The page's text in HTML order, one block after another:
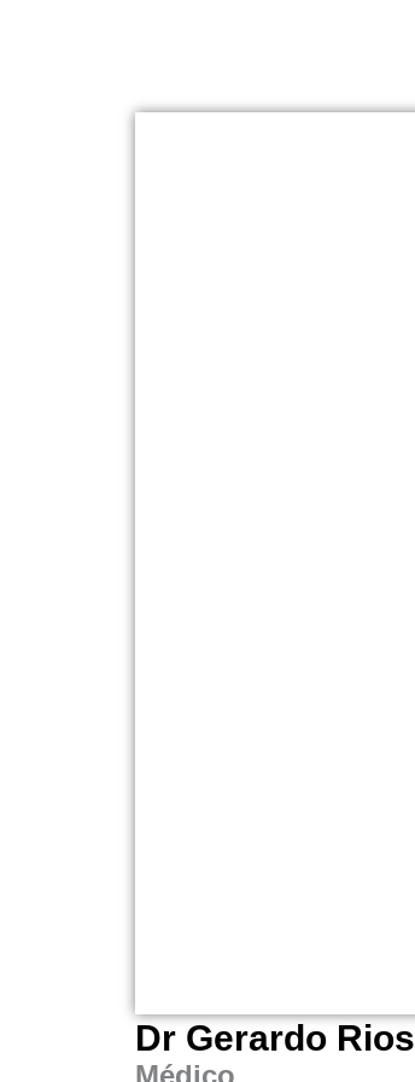
Dr Gerardo Rios
Médico